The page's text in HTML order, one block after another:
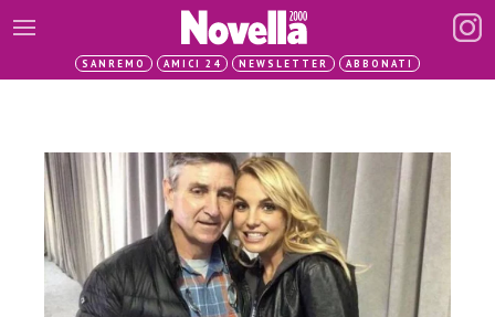
SANREMO AMICI 24 NEWSLETTER ABBONATI